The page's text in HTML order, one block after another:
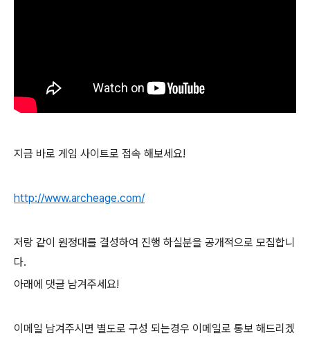
지금 바로 게임 사이트로 접속 해보세요!
http://www.archeage.com/
저랑 같이 원정대를 결성하여 진행 하실분을 공개적으로 모집합니
다.
아래에 댓글 남겨주세요!
이메일 남겨주시면 별도로 구성 되는경우 이메일로 통보 해드리겠